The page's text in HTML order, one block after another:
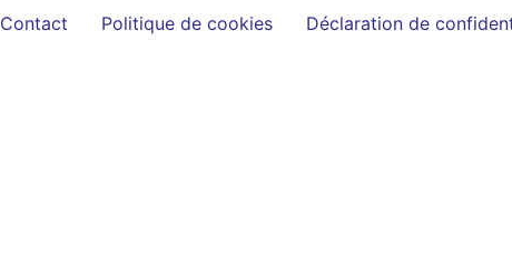
Contact Politique de cookies Déclaration de